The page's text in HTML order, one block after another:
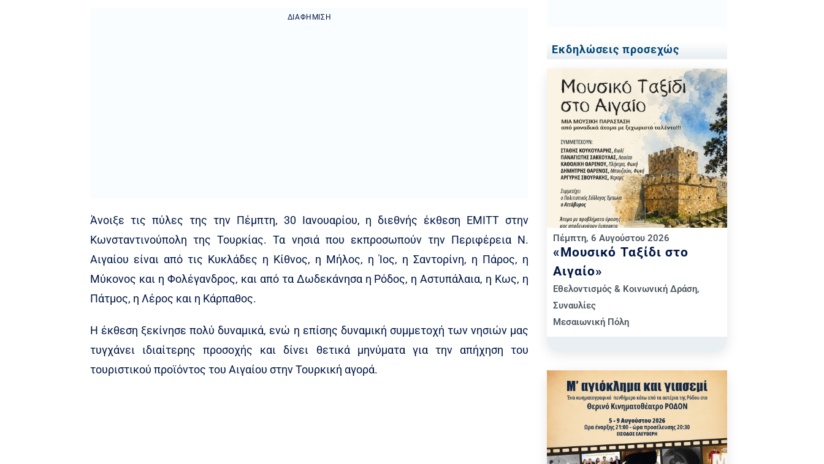
ΔΙΑΦΉΜΙΣΗ
Άνοιξε τις πύλες της την Πέμπτη, 30 Ιανουαρίου, η διεθνής έκθεση ΕΜΙΤΤ στην
Κωνσταντινούπολη της Τουρκίας. Τα νησιά που εκπροσωπούν την Περιφέρεια Ν.
Αιγαίου είναι από τις Κυκλάδες η Κίθνος, η Μήλος, η Ίος, η Σαντορίνη, η Πάρος, η
Μύκονος και η Φολέγανδρος, και από τα Δωδεκάνησα η Ρόδος, η Αστυπάλαια, η Κως, η
Πάτμος, η Λέρος και η Κάρπαθος.
Η έκθεση ξεκίνησε πολύ δυναμικά, ενώ η επίσης δυναμική συμμετοχή των νησιών μας
τυγχάνει ιδιαίτερης προσοχής και δίνει θετικά μηνύματα για την απήχηση του
τουριστικού προϊόντος του Αιγαίου στην Τουρκική αγορά.
Εκδηλώσεις προσεχώς
Πέμπτη, 6 Αυγούστου 2026
«Μουσικό Ταξίδι στο
Αιγαίο»
Εθελοντισμός & Κοινωνική Δράση,
Συναυλίες
Μεσαιωνική Πόλη